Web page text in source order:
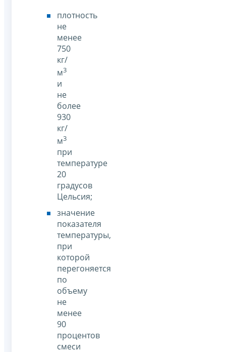
плотность
не
менее
750
кг/
м3
и
не
более
930
кг/
м3
при
температуре
20
градусов
Цельсия;
значение
показателя
температуры,
при
которой
перегоняется
по
объему
не
менее
90
процентов
смеси